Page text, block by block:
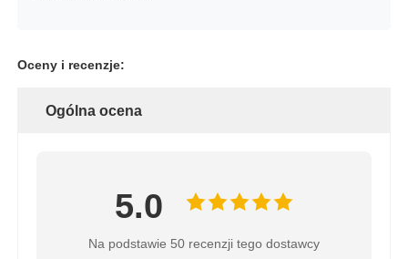
Oceny i recenzje:
Ogólna ocena
5.0
Na podstawie 50 recenzji tego dostawcy